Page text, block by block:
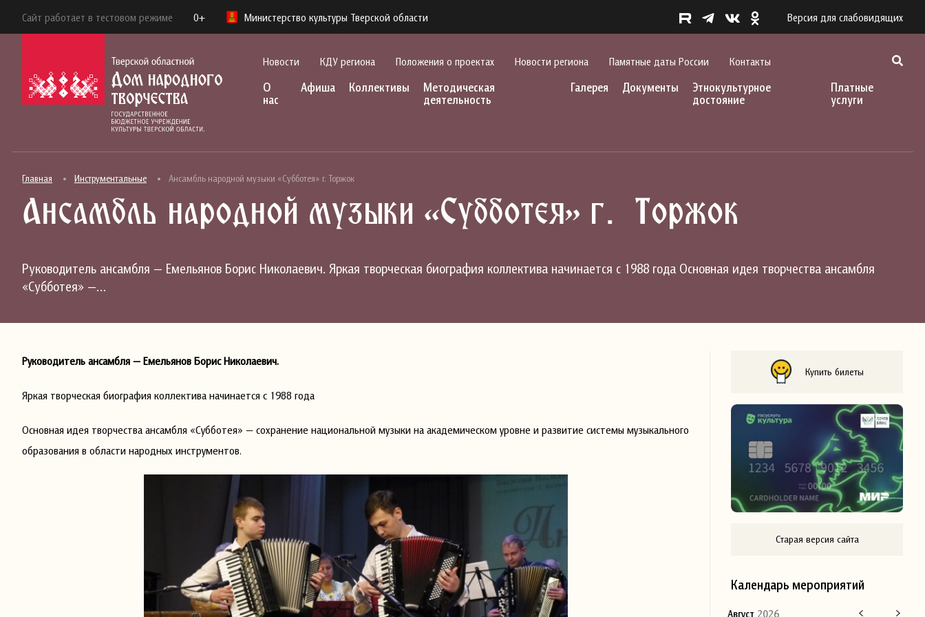
Сайт работает в тестовом режиме 0+ Министерство культуры Тверской области Версия для слабовидящих
Новости КДУ региона Положения о проектах Новости региона Памятные даты России Контакты
О
нас
Афиша Коллективы
Методическая
деятельность
Галерея Документы
Этнокультурное
достояние
Платные
услуги
Главная Инструментальные Ансамбль народной музыки «Субботея» г. Торжок
Ансамбль народной музыки «Субботея» г. Торжок
Руководитель ансамбля — Емельянов Борис Николаевич. Яркая творческая биография коллектива начинается с 1988 года Основная идея творчества ансамбля
«Субботея» —…
Руководитель ансамбля — Емельянов Борис Николаевич.
Яркая творческая биография коллектива начинается с 1988 года
Основная идея творчества ансамбля «Субботея» — сохранение национальной музыки на академическом уровне и развитие системы музыкального
образования в области народных инструментов.
Купить билеты
Старая версия сайта
Календарь мероприятий
Август 2026